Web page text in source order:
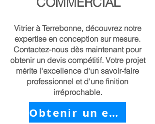
Vitrier à Terrebonne, découvrez notre
expertise en conception sur mesure.
Contactez-nous dès maintenant pour
obtenir un devis compétitif. Votre projet
mérite l'excellence d'un savoir-faire
professionnel et d'une finition
irréprochable.
Obtenir un estimé